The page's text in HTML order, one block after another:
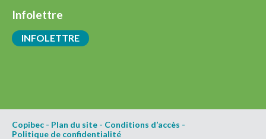
Infolettre
INFOLETTRE
Copibec - Plan du site - Conditions d’accès -
Politique de confidentialité